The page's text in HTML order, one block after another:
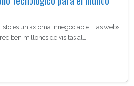
es un axioma innegociable. Las webs
millones de visitas al…